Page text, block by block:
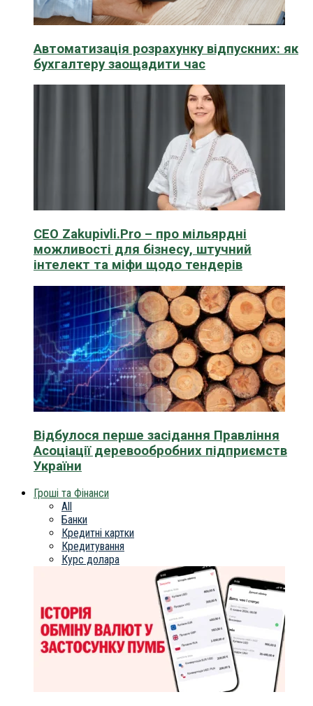
Автоматизація розрахунку відпускних: як
бухгалтеру заощадити час
CEO Zakupivli.Pro – про мільярдні
можливості для бізнесу, штучний
інтелект та міфи щодо тендерів
Відбулося перше засідання Правління
Асоціації деревообробних підприємств
України
Гроші та Фінанси
All
Банки
Кредитні картки
Кредитування
Курс долара